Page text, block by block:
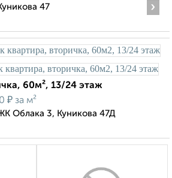
47
›
60м², 13/24 этаж
₽ за м²
Облака 3, Куникова 47Д